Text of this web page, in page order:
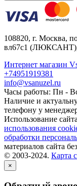
108820, г. Москва,
вл67с1 (ЛЮКСАНТ),
Интернет магазин
+74951919381
info@vsanuzel.ru
Часы работы: Пн -
Наличие и
телефону у
Использование
использования
обработки
материалов сайта
© 2003-2024. Карта
×